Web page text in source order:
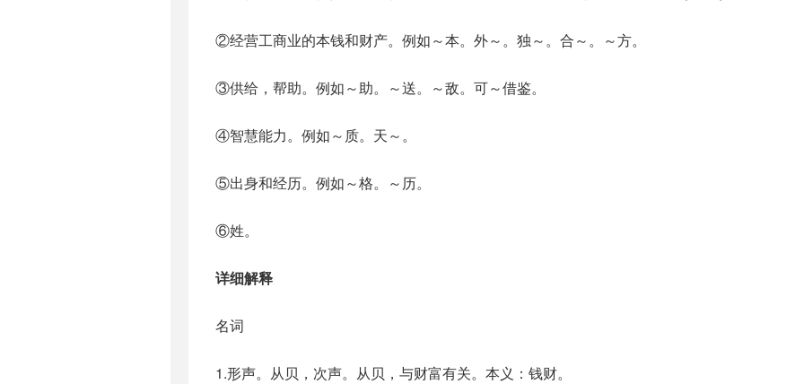
②经营工商业的本钱和财产。例如～本。外～。独～。合～。～方。
③供给，帮助。例如～助。～送。～敌。可～借鉴。
④智慧能力。例如～质。天～。
⑤出身和经历。例如～格。～历。
⑥姓。
详细解释
名词
1.形声。从贝，次声。从贝，与财富有关。本义：钱财。